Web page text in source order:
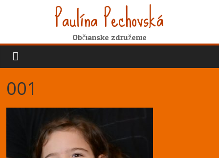
Paulína Pechovská
Občianske združenie
001